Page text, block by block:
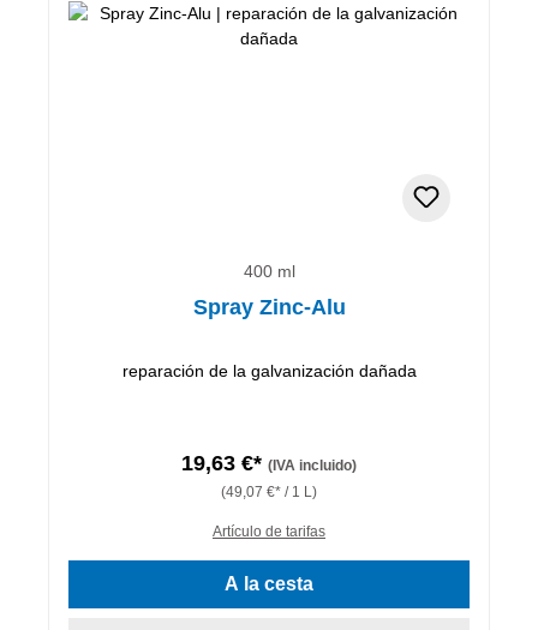
400 ml
Spray Zinc-Alu
reparación de la galvanización dañada
19,63 €* (IVA incluido)
(49,07 €* / 1 L)
Artículo de tarifas
A la cesta